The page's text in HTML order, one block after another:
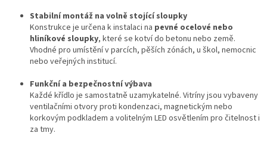
Stabilní montáž na volně stojící sloupky
Konstrukce je určena k instalaci na pevné ocelové nebo
hliníkové sloupky, které se kotví do betonu nebo země.
Vhodné pro umístění v parcích, pěších zónách, u škol, nemocnic
nebo veřejných institucí.
Funkční a bezpečnostní výbava
Každé křídlo je samostatně uzamykatelné. Vitríny jsou vybaveny
ventilačními otvory proti kondenzaci, magnetickým nebo
korkovým podkladem a volitelným LED osvětlením pro čitelnost i
za tmy.